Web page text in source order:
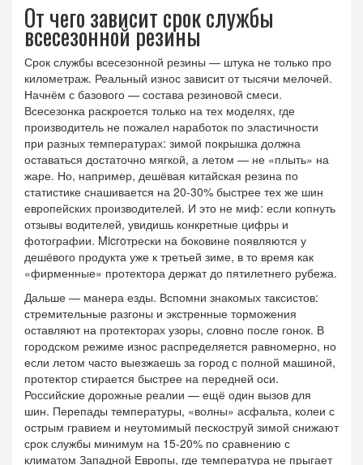
От чего зависит срок службы
всесезонной резины
Срок службы всесезонной резины — штука не только про
километраж. Реальный износ зависит от тысячи мелочей.
Начнём с базового — состава резиновой смеси.
Всесезонка раскроется только на тех моделях, где
производитель не пожалел наработок по эластичности
при разных температурах: зимой покрышка должна
оставаться достаточно мягкой, а летом — не «плыть» на
жаре. Но, например, дешёвая китайская резина по
статистике снашивается на 20-30% быстрее тех же шин
европейских производителей. И это не миф: если копнуть
отзывы водителей, увидишь конкретные цифры и
фотографии. Microтрески на боковине появляются у
дешёвого продукта уже к третьей зиме, в то время как
«фирменные» протектора держат до пятилетнего рубежа.
Дальше — манера езды. Вспомни знакомых таксистов:
стремительные разгоны и экстренные торможения
оставляют на протекторах узоры, словно после гонок. В
городском режиме износ распределяется равномерно, но
если летом часто выезжаешь за город с полной машиной,
протектор стирается быстрее на передней оси.
Российские дорожные реалии — ещё один вызов для
шин. Перепады температуры, «волны» асфальта, колеи с
острым гравием и неутомимый пескоструй зимой снижают
срок службы минимум на 15-20% по сравнению с
климатом Западной Европы, где температура не прыгает